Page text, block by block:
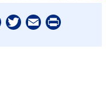
Facebook
Twitter
EmailPrint